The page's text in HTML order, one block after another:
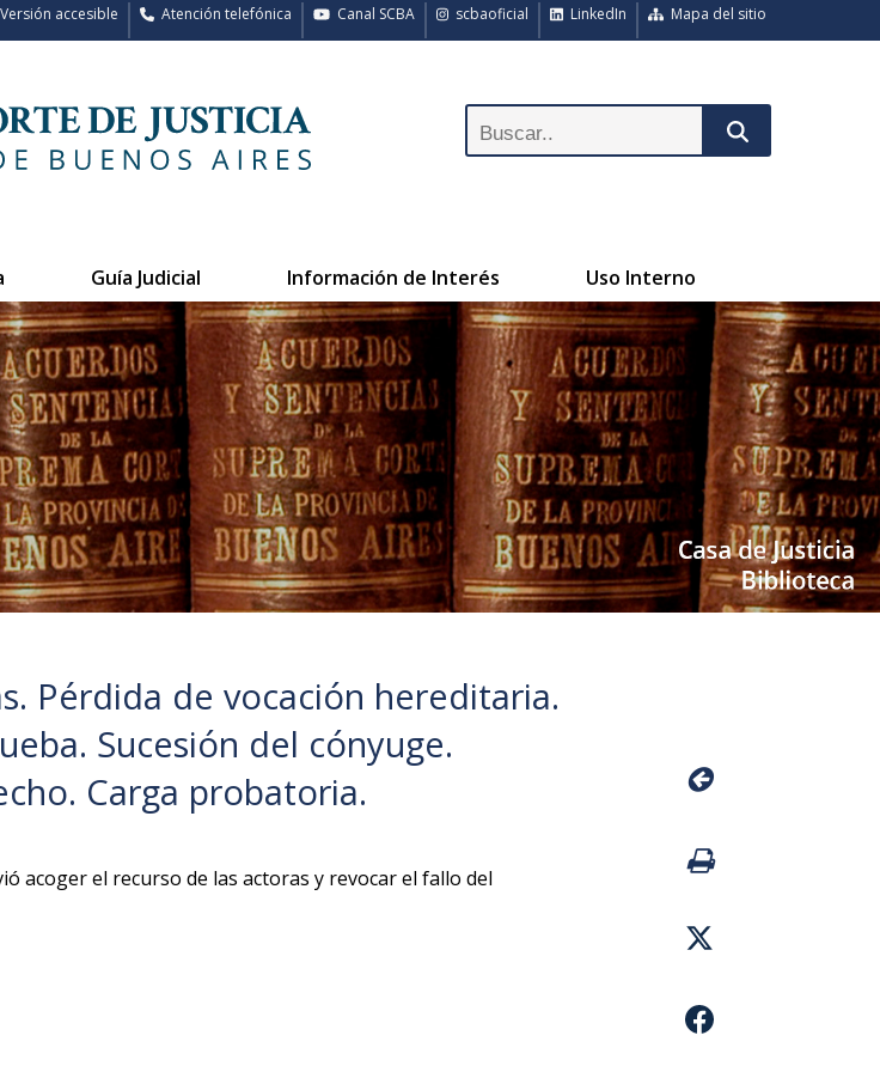
Mapa del sitio
LinkedIn
scbaoficial
Canal SCBA
Atención telefónica
Versión accesible
Guía Judicial Información de Interés Uso Interno
Pérdida de vocación hereditaria.
Sucesión del cónyuge.
Carga probatoria.
acoger el recurso de las actoras y revocar el fallo del